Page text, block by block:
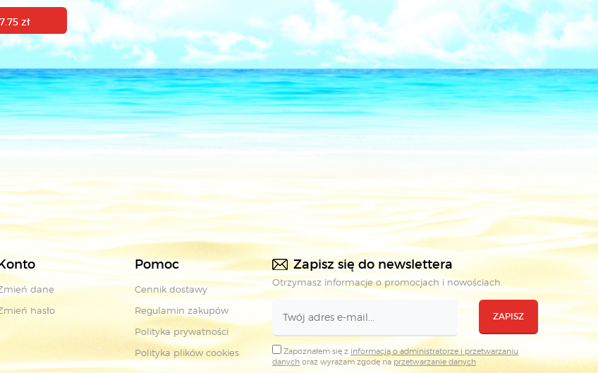
W.
zł
dane
hasło
Pomoc
Cennik dostawy
Regulamin zakupów
Polityka prywatności
Polityka plików cookies
Zapisz się do newslettera
Otrzymasz informacje o promocjach i nowościach.
ZAPISZ
Zapoznałem się z informacją o administratorze i przetwarzaniu
danych oraz wyrażam zgodę naprzetwarzanie danych